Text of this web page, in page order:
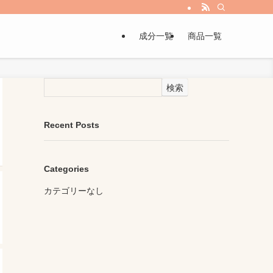
成分一覧 商品一覧
検索
Recent Posts
Categories
カテゴリーなし